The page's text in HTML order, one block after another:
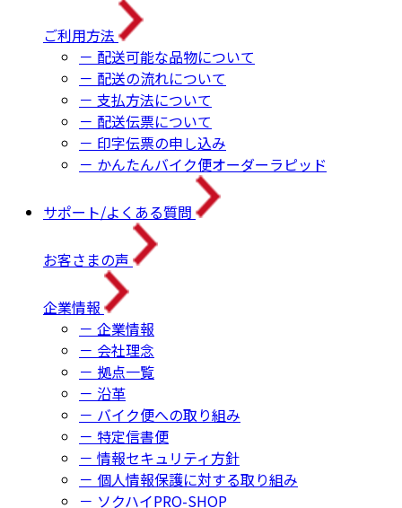
ご利用方法
－ 配送可能な品物について
－ 配送の流れについて
－ 支払方法について
－ 配送伝票について
－ 印字伝票の申し込み
－ かんたんバイク便オーダーラピッド
サポート/よくある質問
お客さまの声
企業情報
－ 企業情報
－ 会社理念
－ 拠点一覧
－ 沿革
－ バイク便への取り組み
－ 特定信書便
－ 情報セキュリティ方針
－ 個人情報保護に対する取り組み
－ ソクハイPRO-SHOP